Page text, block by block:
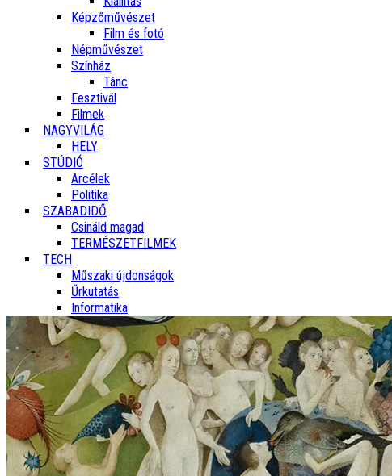
Képzőművészet
Film és fotó
Népművészet
Színház
Tánc
Fesztivál
Filmek
NAGYVILÁG
HELY
STÚDIÓ
Arcélek
Politika
SZABADIDŐ
Csináld magad
TERMÉSZETFILMEK
TECH
Műszaki újdonságok
Űrkutatás
Informatika